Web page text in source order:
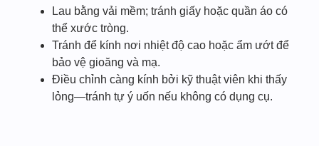
Lau bằng vải mềm; tránh giấy hoặc quần áo có
thể xước tròng.
Tránh để kính nơi nhiệt độ cao hoặc ẩm ướt để
bảo vệ gioăng và mạ.
Điều chỉnh càng kính bởi kỹ thuật viên khi thấy
lỏng—tránh tự ý uốn nếu không có dụng cụ.